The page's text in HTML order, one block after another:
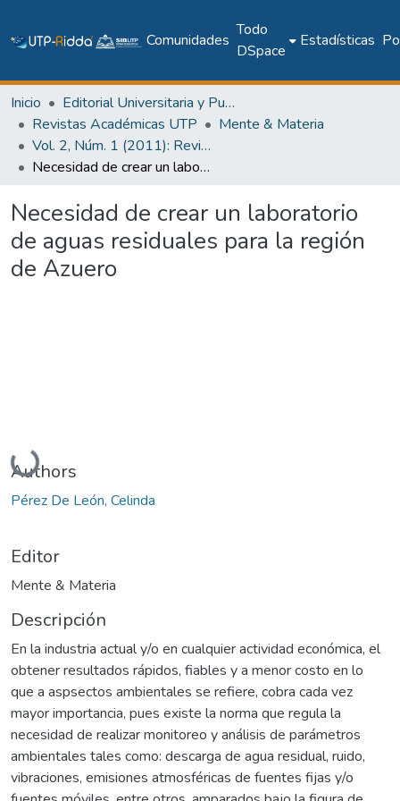
Comunidades
Todo
DSpace
Estadísticas
Inicio
Editorial Universitaria y Publicaciones Seriadas
Revistas Académicas UTP
Mente & Materia
Vol. 2, Núm. 1 (2011): Revista Mente & Materia
Necesidad de crear un laboratorio de aguas residuales para la región de Azuero
Necesidad de crear un laboratorio
de aguas residuales para la región
de Azuero
Cargando...
Authors
Pérez De León, Celinda
Editor
Mente & Materia
Descripción
En la industria actual y/o en cualquier actividad económica, el
obtener resultados rápidos, fiables y a menor costo en lo
que a aspsectos ambientales se refiere, cobra cada vez
mayor importancia, pues existe la norma que regula la
necesidad de realizar monitoreo y análisis de parámetros
ambientales tales como: descarga de agua residual, ruido,
vibraciones, emisiones atmosféricas de fuentes fijas y/o